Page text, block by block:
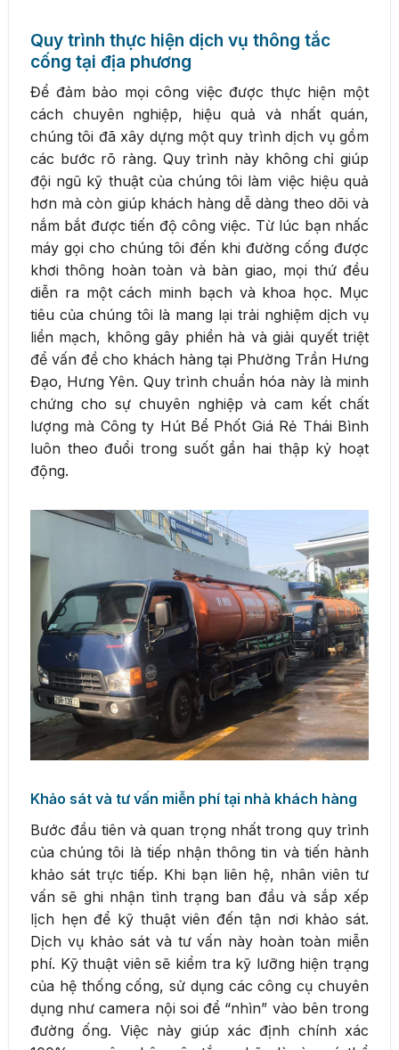
Quy trình thực hiện dịch vụ thông tắc
cống tại địa phương
Để đảm bảo mọi công việc được thực hiện một
cách chuyên nghiệp, hiệu quả và nhất quán,
chúng tôi đã xây dựng một quy trình dịch vụ gồm
các bước rõ ràng. Quy trình này không chỉ giúp
đội ngũ kỹ thuật của chúng tôi làm việc hiệu quả
hơn mà còn giúp khách hàng dễ dàng theo dõi và
nắm bắt được tiến độ công việc. Từ lúc bạn nhấc
máy gọi cho chúng tôi đến khi đường cống được
khơi thông hoàn toàn và bàn giao, mọi thứ đều
diễn ra một cách minh bạch và khoa học. Mục
tiêu của chúng tôi là mang lại trải nghiệm dịch vụ
liền mạch, không gây phiền hà và giải quyết triệt
để vấn đề cho khách hàng tại Phường Trần Hưng
Đạo, Hưng Yên. Quy trình chuẩn hóa này là minh
chứng cho sự chuyên nghiệp và cam kết chất
lượng mà Công ty Hút Bể Phốt Giá Rẻ Thái Bình
luôn theo đuổi trong suốt gần hai thập kỷ hoạt
động.
Khảo sát và tư vấn miễn phí tại nhà khách hàng
Bước đầu tiên và quan trọng nhất trong quy trình
của chúng tôi là tiếp nhận thông tin và tiến hành
khảo sát trực tiếp. Khi bạn liên hệ, nhân viên tư
vấn sẽ ghi nhận tình trạng ban đầu và sắp xếp
lịch hẹn để kỹ thuật viên đến tận nơi khảo sát.
Dịch vụ khảo sát và tư vấn này hoàn toàn miễn
phí. Kỹ thuật viên sẽ kiểm tra kỹ lưỡng hiện trạng
của hệ thống cống, sử dụng các công cụ chuyên
dụng như camera nội soi để “nhìn” vào bên trong
đường ống. Việc này giúp xác định chính xác